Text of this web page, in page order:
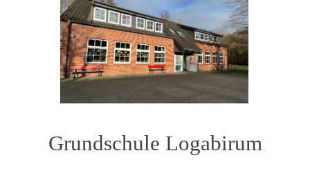
Grundschule Logabirum